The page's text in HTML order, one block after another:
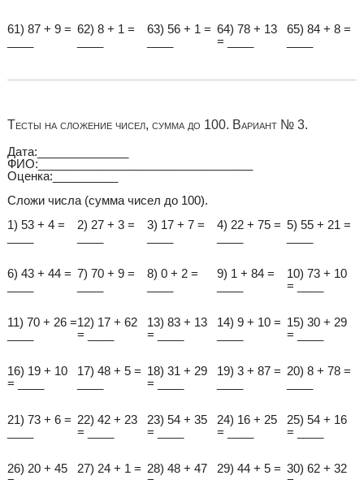
61) 87 + 9 = 62) 8 + 1 =
63) 56 + 1 = 64) 78 + 13
= ____
65) 84 + 8 =
Тесты на сложение чисел, сумма до 100. Вариант № 3.
Дата:______________
ФИО:_________________________________
Оценка:__________
Сложи числа (сумма чисел до 100).
1) 53 + 4 =
2) 27 + 3 =
3) 17 + 7 =
4) 22 + 75 = 5) 55 + 21 =
6) 43 + 44 = 7) 70 + 9 =
8) 0 + 2 =
9) 1 + 84 =
10) 73 + 10
= ____
11) 70 + 26 =12) 17 + 62
= ____
13) 83 + 13
= ____
14) 9 + 10 = 15) 30 + 29
= ____
16) 19 + 10
= ____
17) 48 + 5 = 18) 31 + 29
= ____
19) 3 + 87 = 20) 8 + 78 =
21) 73 + 6 = 22) 42 + 23
= ____
23) 54 + 35
= ____
24) 16 + 25
= ____
25) 54 + 16
= ____
26) 20 + 45
27) 24 + 1 = 28) 48 + 47
29) 44 + 5 = 30) 62 + 32